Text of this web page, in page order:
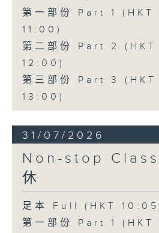
第一部份 Part 1
11:00)
第二部份 Part 2
12:00)
第三部份 Part 3
13:00)
31/07/2026
Non-stop
休
足本 Full (HKT
第一部份 Part 1